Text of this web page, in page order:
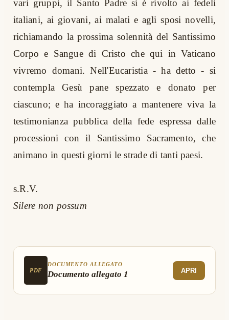
vari gruppi, il Santo Padre si è rivolto ai fedeli
italiani, ai giovani, ai malati e agli sposi novelli,
richiamando la prossima solennità del Santissimo
Corpo e Sangue di Cristo che qui in Vaticano
vivremo domani. Nell'Eucaristia - ha detto - si
contempla Gesù pane spezzato e donato per
ciascuno; e ha incoraggiato a mantenere viva la
testimonianza pubblica della fede espressa dalle
processioni con il Santissimo Sacramento, che
animano in questi giorni le strade di tanti paesi.
s.R.V.
Silere non possum
PDF
DOCUMENTO ALLEGATO
Documento allegato 1 APRI